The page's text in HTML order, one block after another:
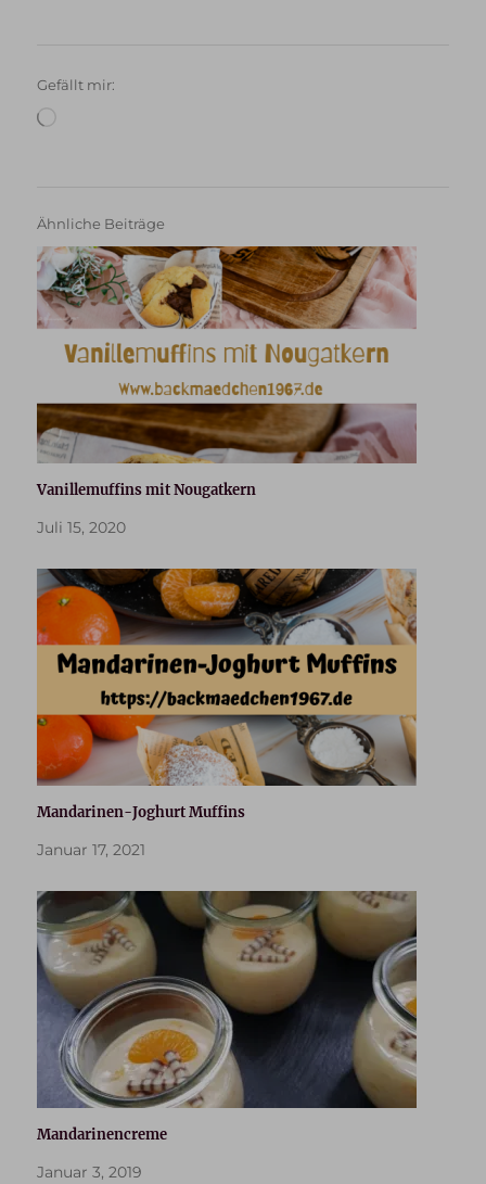
Gefällt mir:
Ähnliche Beiträge
Vanillemuffins mit Nougatkern
Juli 15, 2020
Mandarinen-Joghurt Muffins
Januar 17, 2021
Mandarinencreme
Januar 3, 2019